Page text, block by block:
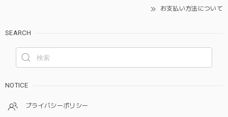
お支払い方法について
SEARCH
NOTICE
プライバシーポリシー